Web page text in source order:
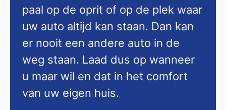
paal op de oprit of op de plek waar
uw auto altijd kan staan. Dan kan
er nooit een andere auto in de
weg staan. Laad dus op wanneer
u maar wil en dat in het comfort
van uw eigen huis.